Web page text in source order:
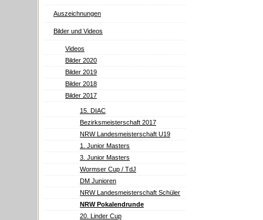
Auszeichnungen
Bilder und Videos
Videos
Bilder 2020
Bilder 2019
Bilder 2018
Bilder 2017
15. DIAC
Bezirksmeisterschaft 2017
NRW Landesmeisterschaft U19
1. Junior Masters
3. Junior Masters
Wormser Cup / TdJ
DM Junioren
NRW Landesmeisterschaft Schüler
NRW Pokalendrunde
20. Linder Cup